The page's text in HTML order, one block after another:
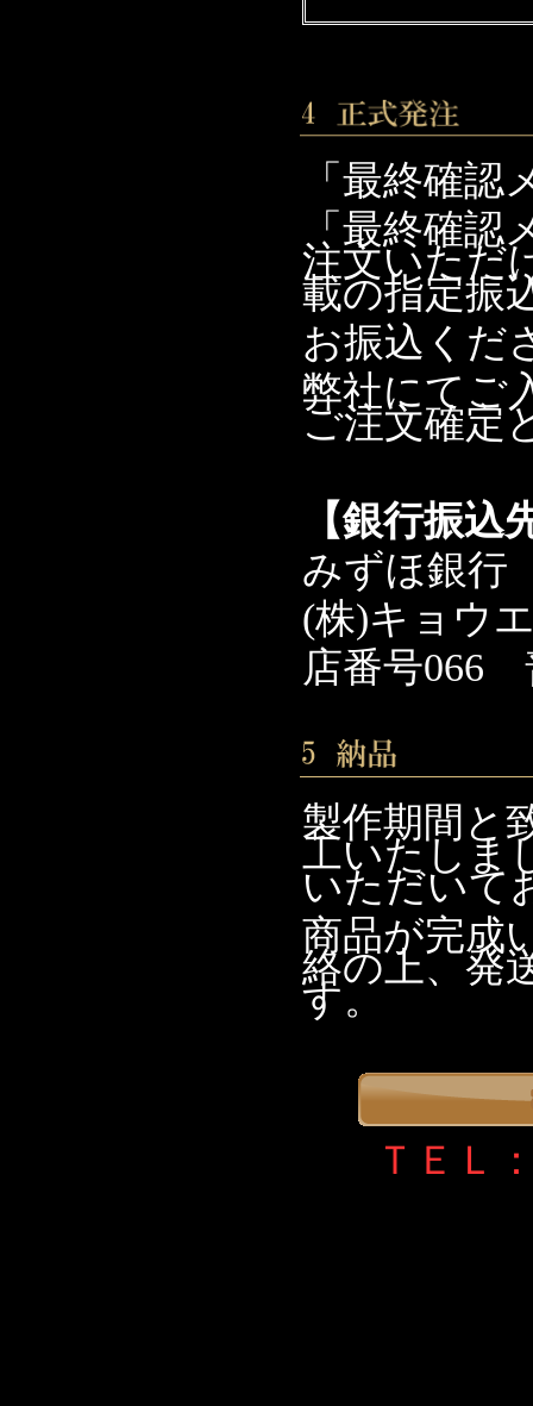
「最終確
「最終確
注文いただ
載の指定振
お振込くだ
弊社にてご
ご注文確定
【銀行振込
みずほ銀行
(株)キョウ
店番号066
製作期間と
工いたしま
いただいて
商品が完成
絡の上、発
す。
ＴＥＬ